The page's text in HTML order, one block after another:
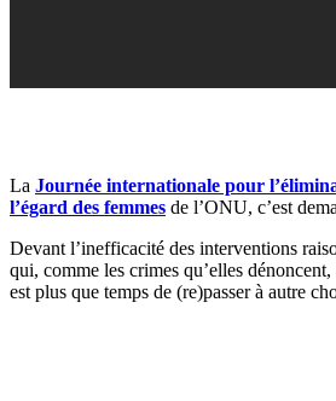
La Journée internationale pour
l’égard des femmes de l’ONU, c’est
Devant l’inefficacité des interventions
qui, comme les crimes qu’elles
est plus que temps de (re)passer à autre